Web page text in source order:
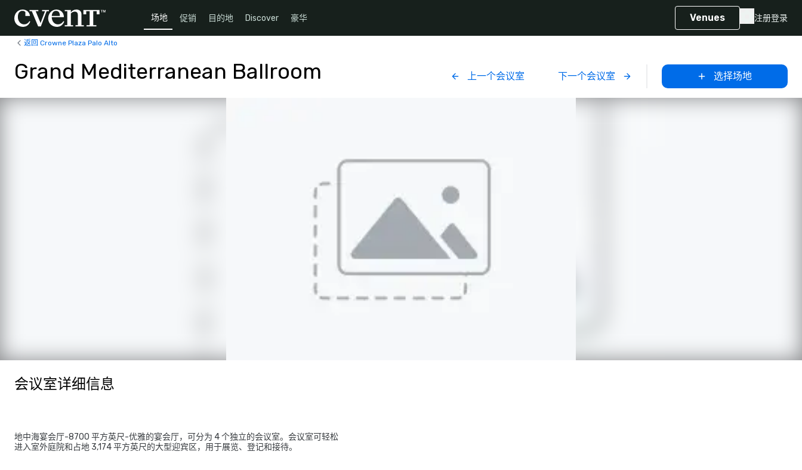
场地 促销 目的地 Discover 豪华 Venues 注册登录
返回 Crowne Plaza Palo Alto
Grand Mediterranean Ballroom 上一个会议室 下一个会议室 选择场地
会议室详细信息
地中海宴会厅-8700 平方英尺-优雅的宴会厅，可分为 4 个独立的会议室。会议室可轻松
进入室外庭院和占地 3,174 平方英尺的大型迎宾区，用于展览、登记和接待。